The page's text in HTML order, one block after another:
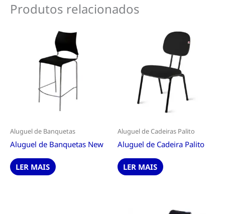
Produtos relacionados
Aluguel de Banquetas
Aluguel de Banquetas New
LER MAIS
Aluguel de Cadeiras Palito
Aluguel de Cadeira Palito
LER MAIS